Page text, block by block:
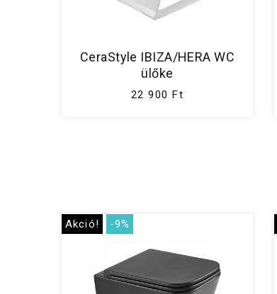
CeraStyle IBIZA/HERA WC
ülőke
22 900 Ft
Akció! -9%